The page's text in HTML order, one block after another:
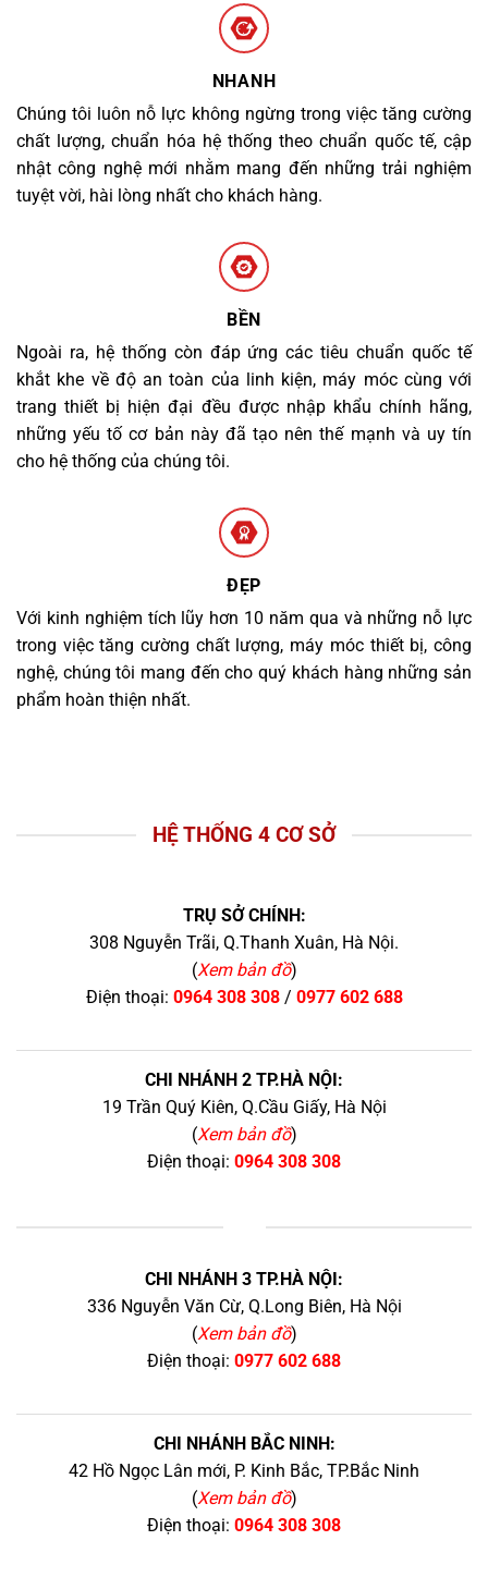
NHANH
Chúng tôi luôn nỗ lực không ngừng trong việc tăng cường
chất lượng, chuẩn hóa hệ thống theo chuẩn quốc tế, cập
nhật công nghệ mới nhằm mang đến những trải nghiệm
tuyệt vời, hài lòng nhất cho khách hàng.
BỀN
Ngoài ra, hệ thống còn đáp ứng các tiêu chuẩn quốc tế
khắt khe về độ an toàn của linh kiện, máy móc cùng với
trang thiết bị hiện đại đều được nhập khẩu chính hãng,
những yếu tố cơ bản này đã tạo nên thế mạnh và uy tín
cho hệ thống của chúng tôi.
ĐẸP
Với kinh nghiệm tích lũy hơn 10 năm qua và những nỗ lực
trong việc tăng cường chất lượng, máy móc thiết bị, công
nghệ, chúng tôi mang đến cho quý khách hàng những sản
phẩm hoàn thiện nhất.
HỆ THỐNG 4 CƠ SỞ
TRỤ SỞ CHÍNH:
308 Nguyễn Trãi, Q.Thanh Xuân, Hà Nội.
(Xem bản đồ)
Điện thoại: 0964 308 308/ 0977 602 688
CHI NHÁNH 2 TP.HÀ NỘI:
19 Trần Quý Kiên, Q.Cầu Giấy, Hà Nội
(Xem bản đồ)
Điện thoại: 0964 308 308
CHI NHÁNH 3 TP.HÀ NỘI:
336 Nguyễn Văn Cừ, Q.Long Biên, Hà Nội
(Xem bản đồ)
Điện thoại: 0977 602 688
CHI NHÁNH BẮC NINH:
42 Hồ Ngọc Lân mới, P. Kinh Bắc, TP.Bắc Ninh
(Xem bản đồ)
Điện thoại: 0964 308 308